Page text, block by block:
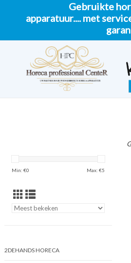
Gebruikte
apparatuur.... met
Min: €0 Max: €5
2DEHANDS HORECA